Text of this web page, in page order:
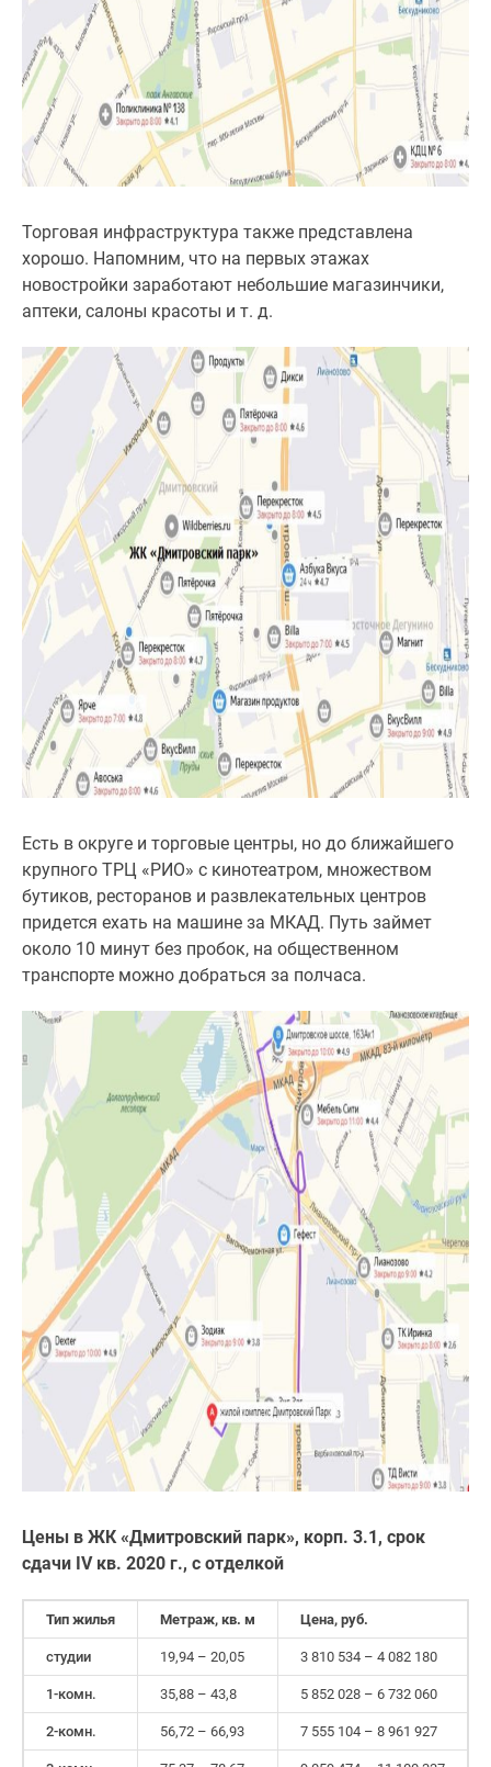
Торговая инфраструктура также представлена
хорошо. Напомним, что на первых этажах
новостройки заработают небольшие магазинчики,
аптеки, салоны красоты и т. д.
Есть в округе и торговые центры, но до ближайшего
крупного ТРЦ «РИО» с кинотеатром, множеством
бутиков, ресторанов и развлекательных центров
придется ехать на машине за МКАД. Путь займет
около 10 минут без пробок, на общественном
транспорте можно добраться за полчаса.
Цены в ЖК «Дмитровский парк», корп. 3.1, срок
сдачи IVкв. 2020 г., с отделкой
Тип жилья Метраж, кв. м Цена, руб.
студии 19,94 – 20,05 3 810 534 – 4 082 180
1-комн. 35,88 – 43,8 5 852 028 – 6 732 060
2-комн. 56,72 – 66,93 7 555 104 – 8 961 927